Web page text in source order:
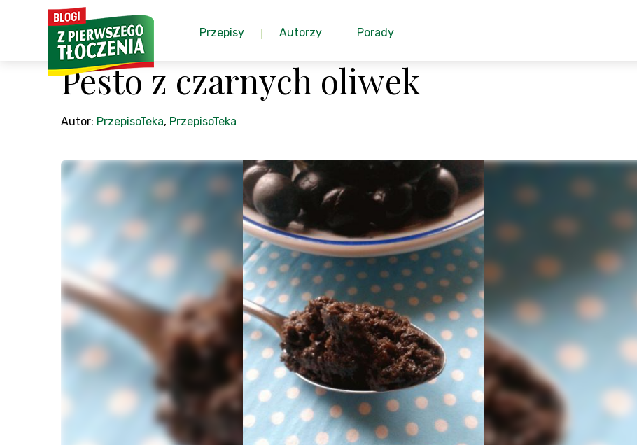
Przepisy Autorzy Porady
Pesto z czarnych oliwek
Autor: PrzepisoTeka, PrzepisoTeka